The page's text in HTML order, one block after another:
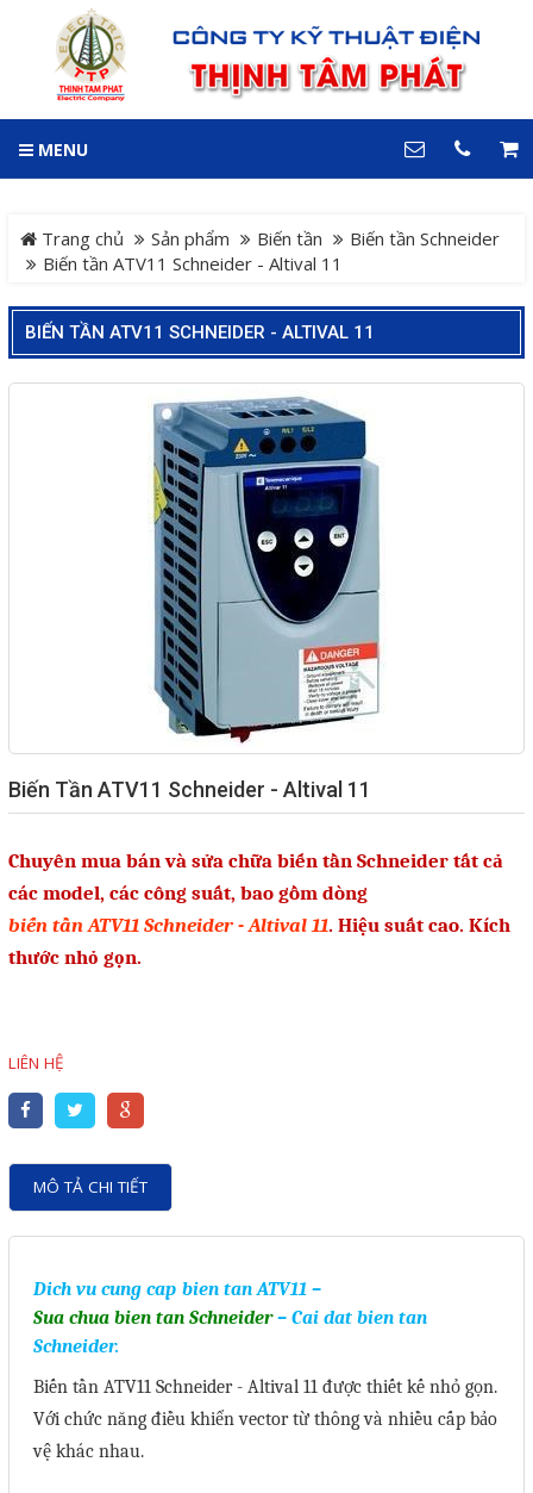
MENU
Trang chủ Sản phẩm Biến tần
Biến tần Schneider
Biến tần ATV11 Schneider - Altival 11
BIẾN TẦN ATV11 SCHNEIDER - ALTIVAL 11
Biến Tần ATV11 Schneider - Altival 11
Chuyên mua bán và sửa chữa biến tần Schneider tất cả
các model, các công suất, bao gồm dòng
biến tần ATV11 Schneider - Altival 11. Hiệu suất cao. Kích
thước nhỏ gọn.
LIÊN HỆ
MÔ TẢ CHI TIẾT
Dich vu cung cap bien tan ATV11 –
Sua chua bien tan Schneider– Cai dat bien tan
Schneider.
Biến tần ATV11 Schneider - Altival 11 được thiết kế nhỏ gọn.
Với chức năng điều khiển vector từ thông và nhiều cấp bảo
vệ khác nhau.
Trang chủ
Sản phẩm
Hệ Thống Cảnh Báo An
Hệ thống điều khiển giám
sát và thu thập dữ liệu
Giải pháp quản lý bằng mã
Bảng LED điện tử
Bảng điện tử năng suất
Bảng Led hiển thị nhiệt độ
độ ẩm
Máy dò kim loại
Màn hình cảm ứng HMI
PLC - Bộ lập trình PLC
Motor Servo / Driver Servo
Cáp lập trình PLC - HMI -
Cân Điện Tử
Thiết bị thu thập dữ liệu,
truyền và lưu trữ dữ liệu
Thiết bị điều khiển và giám
Thiết bị đo lường - Cảm biến
GIỎ HÀNG
LIÊN HỆ
Hotline
0909 199 102
Địa chỉ
64 đường 24, KDC Hiệp
Dương
Điện thoại
0909 199 102
COPYRIGHT 2018. ALL RIGHTS RESERVED